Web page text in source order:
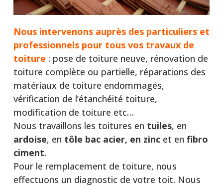
Nous intervenons auprès des particuliers et
professionnels pour tous vos travaux de
toiture : pose de toiture neuve, rénovation de
toiture complète ou partielle, réparations des
matériaux de toiture endommagés,
vérification de l’étanchéité toiture,
modification de toiture etc…
Nous travaillons les toitures en tuiles, en
ardoise, en tôle bac acier, en zinc et en fibro
ciment.
Pour le remplacement de toiture, nous
effectuons un diagnostic de votre toit. Nous